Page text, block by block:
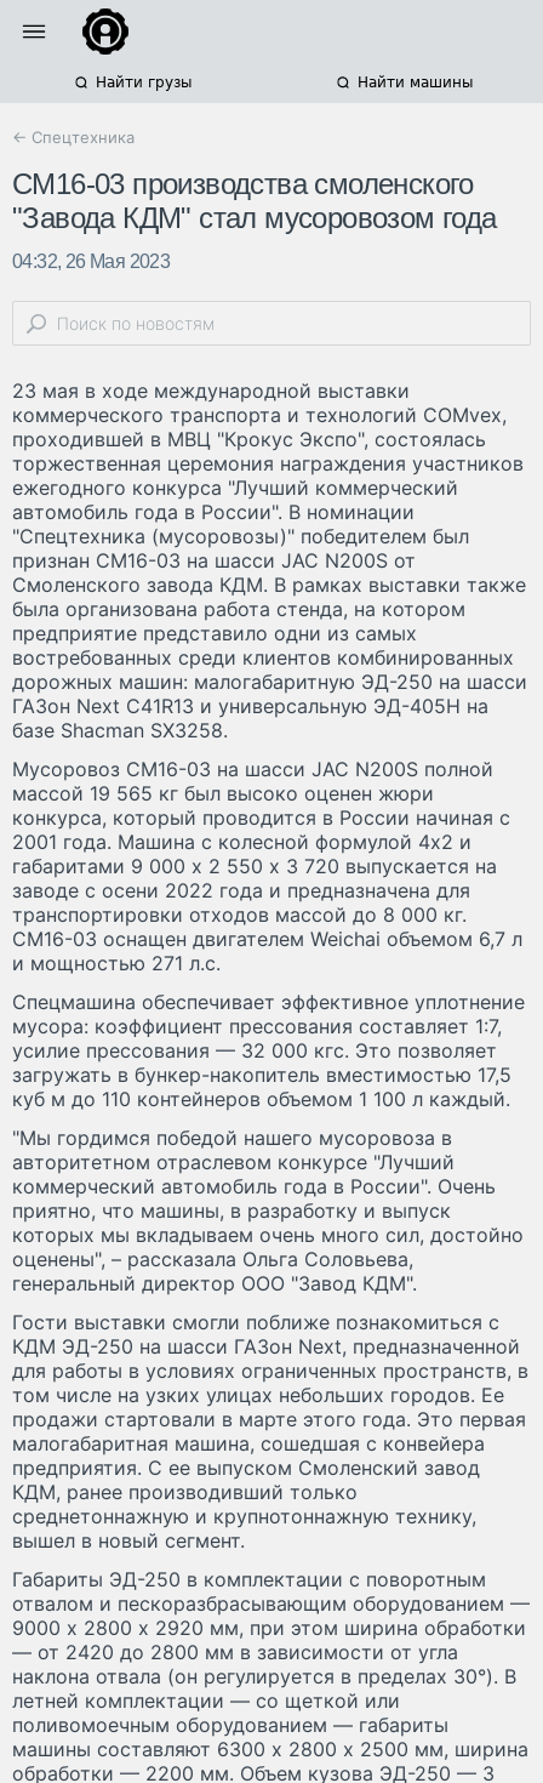
Найти грузы Найти машины
← Спецтехника
СМ16-03 производства смоленского
"Завода КДМ" стал мусоровозом года
04:32, 26 Мая 2023
23 мая в ходе международной выставки
коммерческого транспорта и технологий COMvex,
проходившей в МВЦ "Крокус Экспо", состоялась
торжественная церемония награждения участников
ежегодного конкурса "Лучший коммерческий
автомобиль года в России". В номинации
"Спецтехника (мусоровозы)" победителем был
признан СМ16-03 на шасси JAC N200S от
Смоленского завода КДМ. В рамках выставки также
была организована работа стенда, на котором
предприятие представило одни из самых
востребованных среди клиентов комбинированных
дорожных машин: малогабаритную ЭД-250 на шасси
ГАЗон Next C41R13 и универсальную ЭД-405Н на
базе Shacman SX3258.
Мусоровоз СМ16-03 на шасси JAC N200S полной
массой 19 565 кг был высоко оценен жюри
конкурса, который проводится в России начиная с
2001 года. Машина с колесной формулой 4х2 и
габаритами 9 000 х 2 550 х 3 720 выпускается на
заводе с осени 2022 года и предназначена для
транспортировки отходов массой до 8 000 кг.
СМ16-03 оснащен двигателем Weichai объемом 6,7 л
и мощностью 271 л.с.
Спецмашина обеспечивает эффективное уплотнение
мусора: коэффициент прессования составляет 1:7,
усилие прессования — 32 000 кгс. Это позволяет
загружать в бункер-накопитель вместимостью 17,5
куб м до 110 контейнеров объемом 1 100 л каждый.
"Мы гордимся победой нашего мусоровоза в
авторитетном отраслевом конкурсе "Лучший
коммерческий автомобиль года в России". Очень
приятно, что машины, в разработку и выпуск
которых мы вкладываем очень много сил, достойно
оценены", – рассказала Ольга Соловьева,
генеральный директор ООО "Завод КДМ".
Гости выставки смогли поближе познакомиться с
КДМ ЭД-250 на шасси ГАЗон Next, предназначенной
для работы в условиях ограниченных пространств, в
том числе на узких улицах небольших городов. Ее
продажи стартовали в марте этого года. Это первая
малогабаритная машина, сошедшая с конвейера
предприятия. С ее выпуском Смоленский завод
КДМ, ранее производивший только
среднетоннажную и крупнотоннажную технику,
вышел в новый сегмент.
Габариты ЭД-250 в комплектации с поворотным
отвалом и пескоразбрасывающим оборудованием —
9000 х 2800 х 2920 мм, при этом ширина обработки
— от 2420 до 2800 мм в зависимости от угла
наклона отвала (он регулируется в пределах 30°). В
летней комплектации — со щеткой или
поливомоечным оборудованием — габариты
машины составляют 6300 х 2800 х 2500 мм, ширина
обработки — 2200 мм. Объем кузова ЭД-250 — 3